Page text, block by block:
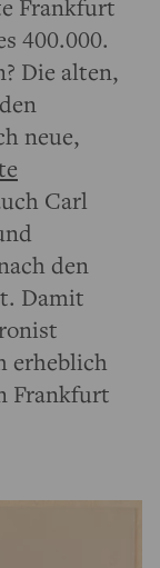
Frankfurt
400.000.
Die alten,
neue,
Carl
den
Damit
erheblich
Frankfurt